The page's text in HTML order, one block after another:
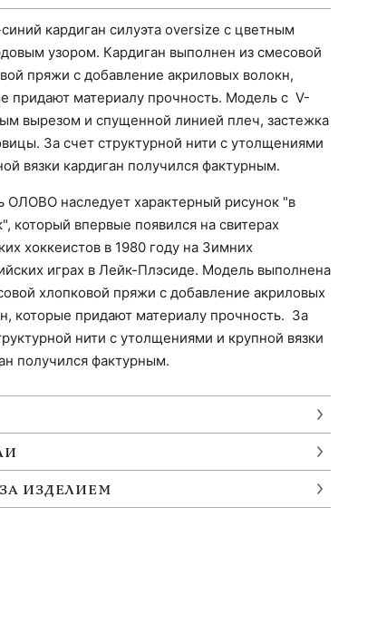
кардиган силуэта oversize с цветным
узором. Кардиган выполнен из смесовой
пряжи с добавление акриловых волокн,
придают материалу прочность. Модель с V-
вырезом и спущенной линией плеч, застежка
За счет структурной нити с утолщениями
вязки кардиган получился фактурным.
ОЛОВО наследует характерный рисунок "в
который впервые появился на свитерах
хоккеистов в 1980 году на Зимних
играх в Лейк-Плэсиде. Модель выполнена
хлопковой пряжи с добавление акриловых
которые придают материалу прочность. За
нити с утолщениями и крупной вязки
получился фактурным.
ИЗДЕЛИЕМ